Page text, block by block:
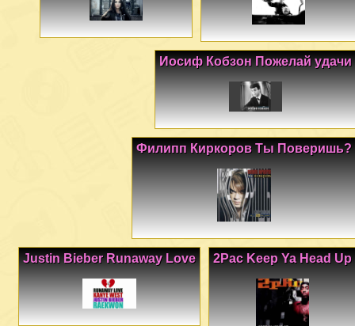
Иосиф Кобзон Пожелай удачи
Филипп Киркоров Ты Поверишь?
2Pac Keep Ya Head Up
Justin Bieber Runaway Love